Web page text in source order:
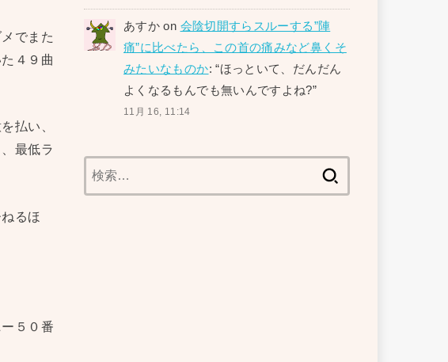
でまた
４９曲
払い、
最低ラ
るほ
５０番
あすか on 会陰切開すらスルーする”陣
痛”に比べたら、この首の痛みなど鼻くそ
みたいなものか: “ほっといて、だんだん
よくなるもんでも無いんですよね?”
11月 16, 11:14